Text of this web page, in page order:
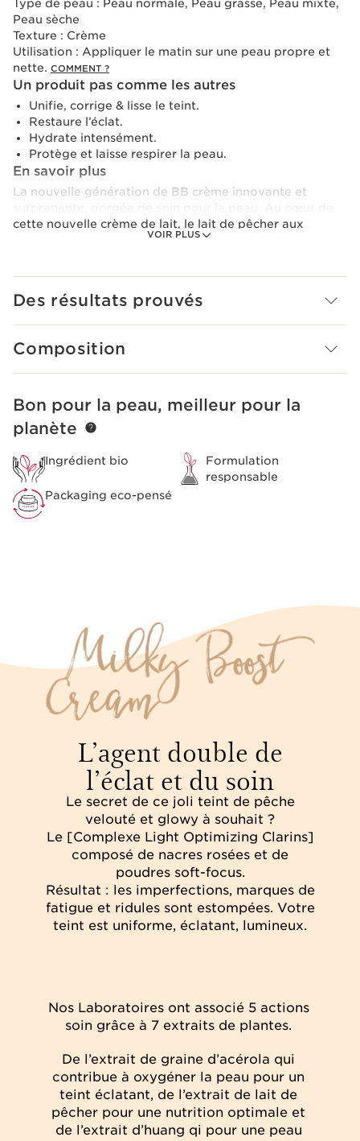
VOIR PLUS
Type de peau : Peau normale, Peau grasse, Peau mixte,
Peau sèche
Texture : Crème
Utilisation : Appliquer le matin sur une peau propre et
nette. COMMENT ?
Un produit pas comme les autres
Unifie, corrige & lisse le teint.
Restaure l’éclat.
Hydrate intensément.
Protège et laisse respirer la peau.
En savoir plus
La nouvelle génération de BB crème innovante et
surprenante, gorgée de soin pour la peau. Au cœur de
cette nouvelle crème de lait, le lait de pêcher aux
propriétés nourrissante et adoucissante pour apporter
éclatant, lumineux.
Des résultats prouvés
Composition
ALLER AU CONTENU
Bon pour la peau, meilleur pour la
planète
Ingrédient bio
Formulation
responsable
Packaging eco-pensé
L’agent double de
l’éclat et du soin
Le secret de ce joli teint de pêche
velouté et glowy à souhait ?
Le [Complexe Light Optimizing Clarins]
composé de nacres rosées et de
poudres soft-focus.
Résultat : les imperfections, marques de
fatigue et ridules sont estompées. Votre
teint est uniforme, éclatant, lumineux.
Nos Laboratoires ont associé 5 actions
soin grâce à 7 extraits de plantes.
De l’extrait de graine d’acérola qui
contribue à oxygéner la peau pour un
teint éclatant, de l’extrait de lait de
pêcher pour une nutrition optimale et
de l’extrait d’huang qi pour une peau